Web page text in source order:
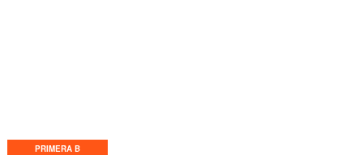
PRIMERA B